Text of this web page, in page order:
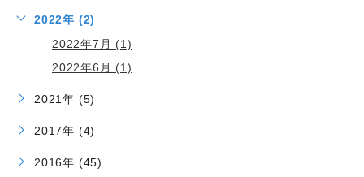
2022年 (2)
2022年7月 (1)
2022年6月 (1)
2021年 (5)
2017年 (4)
2016年 (45)